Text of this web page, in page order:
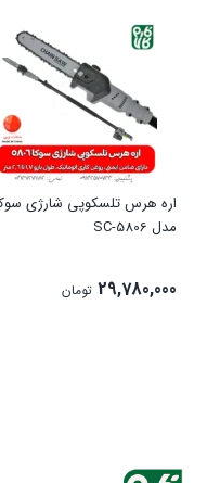
اره هرس تلسکوپی شارژی
مدل SC-5806
29,780,000 تومان